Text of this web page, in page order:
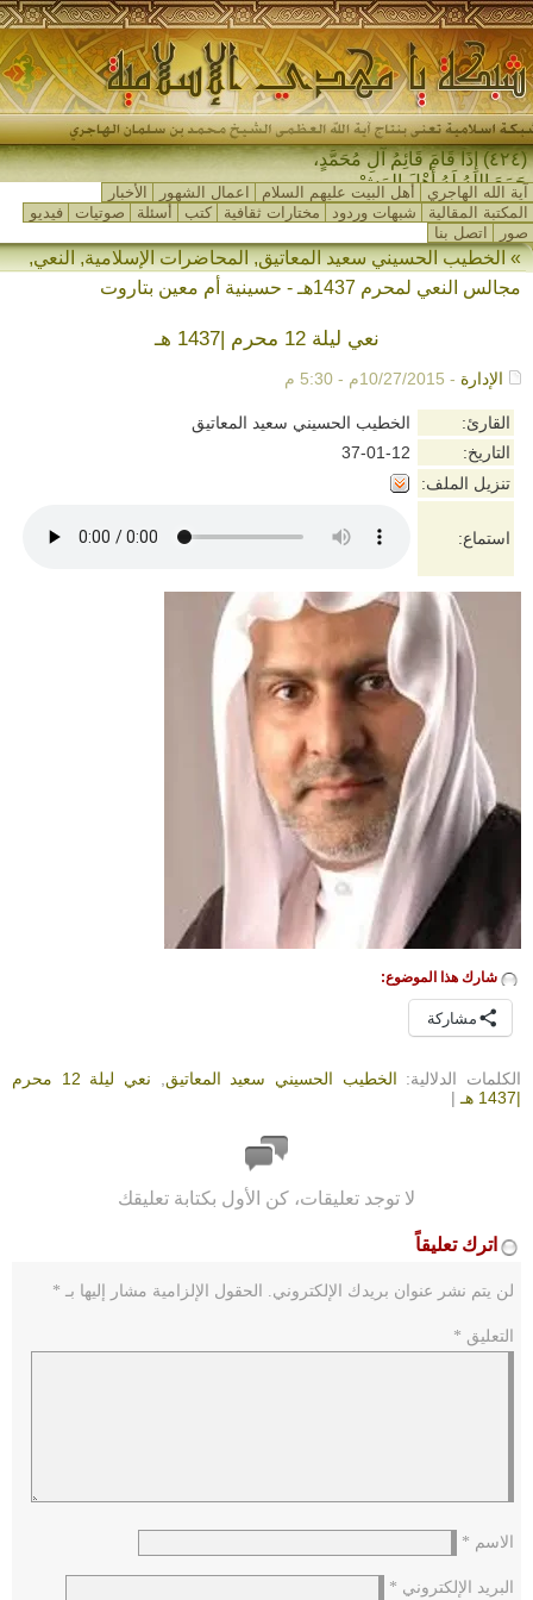
(٤٢٤) إِذَا قَامَ قَائِمُ آلِ مُحَمَّدٍ،
جَمَعَ اللهُ لَهُ أَهْلَ المَشْرِق_
آية الله الهاجري أهل البيت عليهم السلام اعمال الشهور
الأخبار
المكتبة المقالية
شبهات وردود مختارات ثقافية كتب أسئلة صوتيات
فيديو
صور
اتصل بنا
»الخطيب الحسيني سعيد المعاتيق,المحاضرات الإسلامية,النعي,
مجالس النعي لمحرم 1437هـ - حسينية أم معين بتاروت
نعي ليلة 12 محرم |1437 هـ
الإدارة - 10/27/2015م - 5:30 م
القارئ:
الخطيب الحسيني سعيد المعاتيق
التاريخ:
37-01-12
تنزيل الملف:
استماع:
شارك هذا الموضوع:
مشاركة
الكلمات الدلالية: الخطيب الحسيني سعيد المعاتيق
نعي ليلة 12 محرم
|1437 هـ
|
لا توجد تعليقات، كن الأول بكتابة تعليقك
اترك تعليقاً
لن يتم نشر عنوان بريدك الإلكتروني. الحقول الإلزامية مشار إليها بـ *
التعليق *
الاسم *
البريد الإلكتروني *